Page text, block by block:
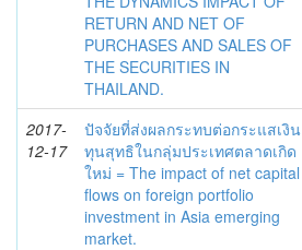
RETURN AND NET OF
PURCHASES AND SALES OF
THE SECURITIES IN
THAILAND.
2017-
12-17
ปัจจัยที่ส่งผลกระทบต่อกระแสเงิน
ทุนสุทธิในกลุ่มประเทศตลาดเกิด
ใหม่ = The impact of net capital
flows on foreign portfolio
investment in Asia emerging
market.